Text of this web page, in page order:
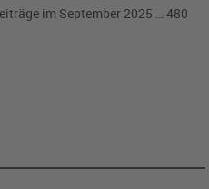
im September 2025 … 480